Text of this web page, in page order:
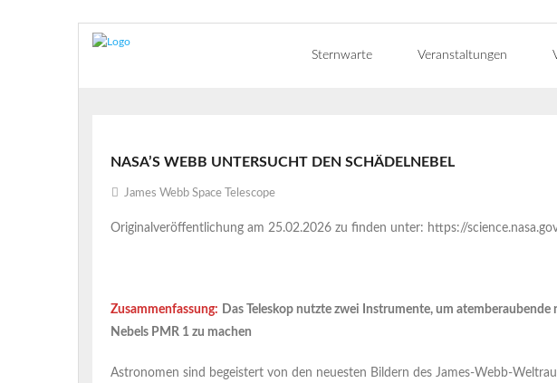
Sternwarte Veranstaltungen
NASA’S WEBB UNTERSUCHT DEN SCHÄDELNEBEL
James Webb Space Telescope
Originalveröffentlichung am 25.02.2026 zu finden unter: https://
Zusammenfassung: Das Teleskop nutzte zwei Instrumente, um
Nebels PMR 1 zu machen
Astronomen sind begeistert von den neuesten Bildern des James-Webb-